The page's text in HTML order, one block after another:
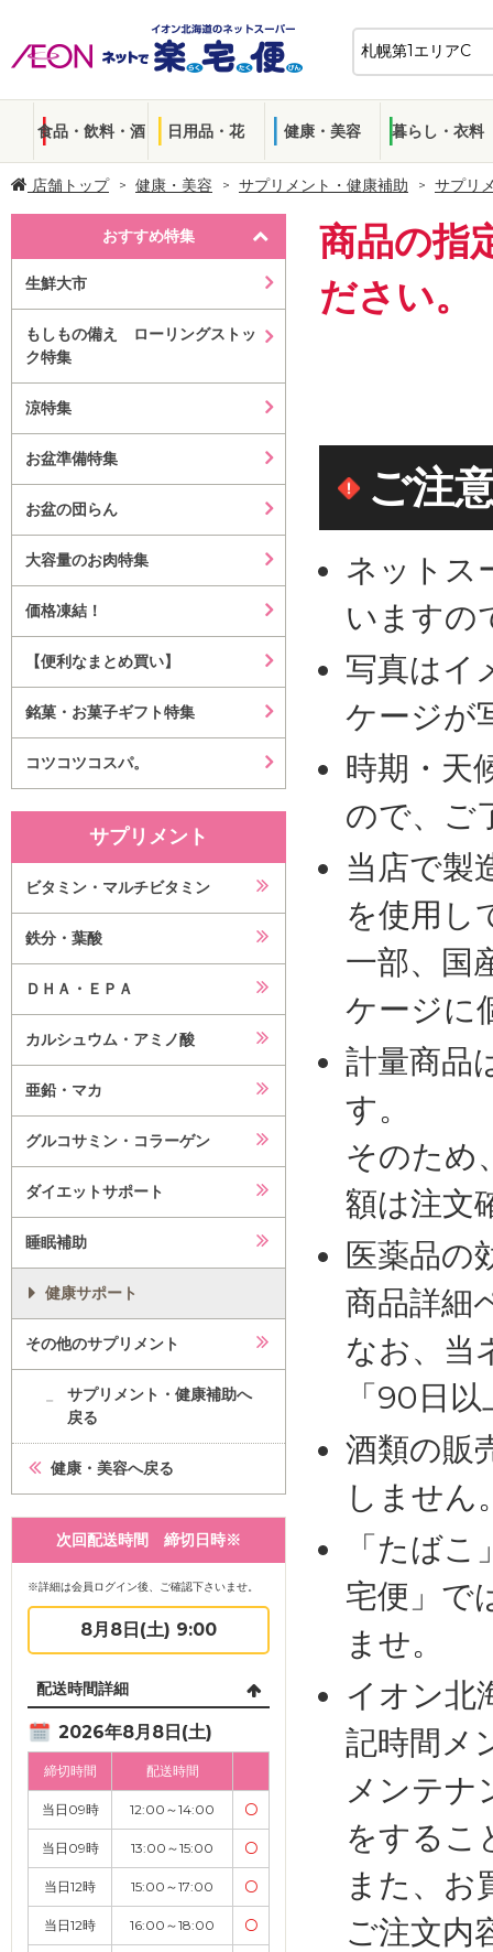
食品・飲料・酒 日用品・花 健康・美容 暮らし・衣料
店舗トップ 健康・美容 サプリメント・健康補助 サプリ
おすすめ特集
生鮮大市
もしもの備え ローリングストッ
ク特集
涼特集
お盆準備特集
お盆の団らん
大容量のお肉特集
価格凍結！
【便利なまとめ買い】
銘菓・お菓子ギフト特集
コツコツコスパ。
サプリメント
ビタミン・マルチビタミン
鉄分・葉酸
ＤＨＡ・ＥＰＡ
カルシュウム・アミノ酸
亜鉛・マカ
グルコサミン・コラーゲン
ダイエットサポート
睡眠補助
健康サポート
その他のサプリメント
サプリメント・健康補助へ
戻る
健康・美容へ戻る
次回配送時間 締切日時※
※詳細は会員ログイン後、ご確認下さいませ。
8月8日(土) 9:00
配送時間詳細
2026年8月8日(土)
締切時間 配送時間
当日09時 12:00～14:00 〇
当日09時 13:00～15:00 〇
当日12時 15:00～17:00 〇
当日12時 16:00～18:00 〇
商品の指
ださい。
ご注
ネットス
いますの
写真はイ
ケージが
時期・天
ので、ご
当店で製
を使用し
一部、国
ケージに
計量商品
す。
そのため
額は注文
医薬品の
商品詳細
なお、当
「90日
酒類の販
しません
「たば
宅便」で
ませ。
イオン北
記時間メ
メンテナ
をするこ
また、お
ご注文内